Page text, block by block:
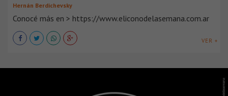
Hernán Berdichevsky
Conocé más en > https://www.eliconodelasemana.com.ar
VER +